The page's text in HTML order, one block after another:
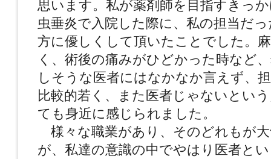
思います。私が薬剤師を目指すきっ
虫垂炎で入院した際に、私の担当だ
方に優しくして頂いたことでした。
く、術後の痛みがひどかった時など
しそうな医者にはなかなか言えず、
比較的若く、また医者じゃないとい
ても身近に感じられました。
様々な職業があり、そのどれもが
が、私達の意識の中でやはり医者と